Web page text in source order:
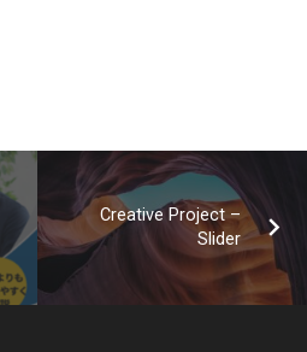
Creative Project –
Slider